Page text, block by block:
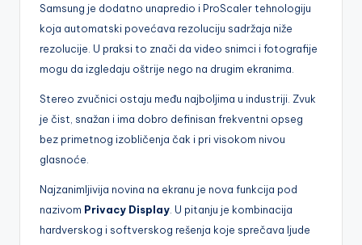
Samsung je dodatno unapredio i ProScaler tehnologiju
koja automatski povećava rezoluciju sadržaja niže
rezolucije. U praksi to znači da video snimci i fotografije
mogu da izgledaju oštrije nego na drugim ekranima.
Stereo zvučnici ostaju među najboljima u industriji. Zvuk
je čist, snažan i ima dobro definisan frekventni opseg
bez primetnog izobličenja čak i pri visokom nivou
glasnoće.
Najzanimljivija novina na ekranu je nova funkcija pod
nazivom Privacy Display . U pitanju je kombinacija
hardverskog i softverskog rešenja koje sprečava ljude